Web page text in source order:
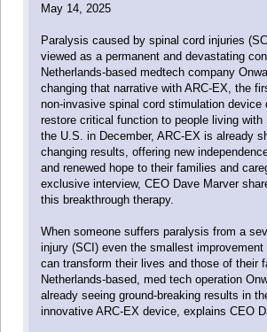
May 14, 2025
Paralysis caused by spinal cord injuries
viewed as a permanent and devastating
Netherlands-based medtech company
changing that narrative with ARC-EX, the
non-invasive spinal cord stimulation device
restore critical function to people living with
the U.S. in December, ARC-EX is already
changing results, offering new
and renewed hope to their families and
exclusive interview, CEO Dave Marver
this breakthrough therapy.
When someone suffers paralysis from a
injury (SCI) even the smallest
can transform their lives and those of their
Netherlands-based, med tech operation
already seeing ground-breaking results in
innovative ARC-EX device, explains CEO